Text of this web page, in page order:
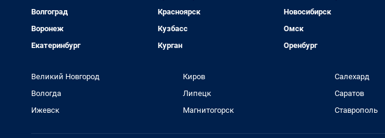
Волгоград
Воронеж
Екатеринбург
Красноярск
Кузбасс
Курган
Новосибирск
Омск
Оренбург
Великий Новгород
Вологда
Ижевск
Киров
Липецк
Магнитогорск
Салехард
Саратов
Ставрополь